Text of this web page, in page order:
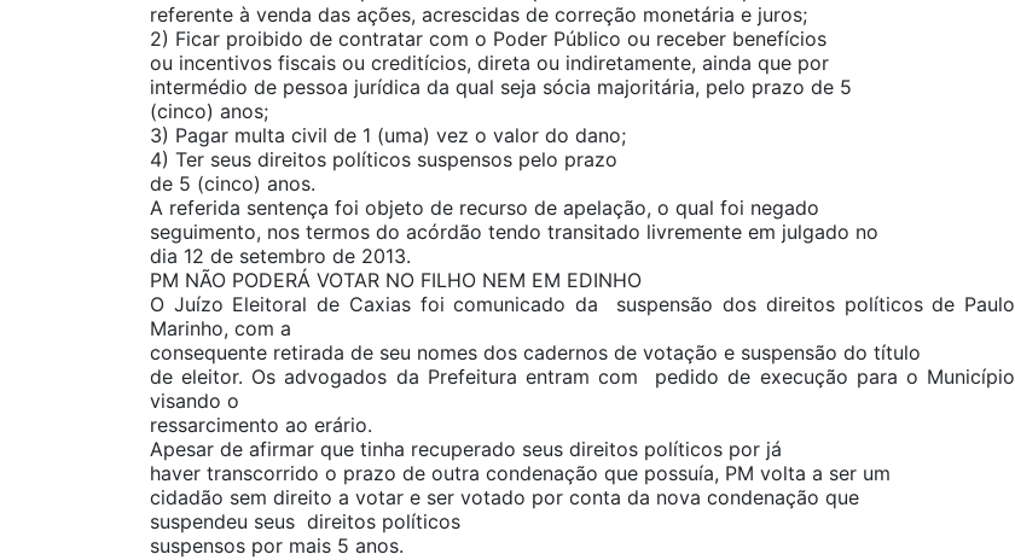
referente à venda das ações, acrescidas de correção monetária e juros;
2) Ficar proibido de contratar com o Poder Público ou receber benefícios
ou incentivos fiscais ou creditícios, direta ou indiretamente, ainda que por
intermédio de pessoa jurídica da qual seja sócia majoritária, pelo prazo de 5
(cinco) anos;
3) Pagar multa civil de 1 (uma) vez o valor do dano;
4) Ter seus direitos políticos suspensos pelo prazo
de 5 (cinco) anos.
A referida sentença foi objeto de recurso de apelação, o qual foi negado
seguimento, nos termos do acórdão tendo transitado livremente em julgado no
dia 12 de setembro de 2013.
PM NÃO PODERÁ VOTAR NO FILHO NEM EM EDINHO
O Juízo Eleitoral de Caxias foi comunicado da suspensão dos direitos políticos de Paulo
Marinho, com a
consequente retirada de seu nomes dos cadernos de votação e suspensão do título
de eleitor. Os advogados da Prefeitura entram com pedido de execução para o Município
visando o
ressarcimento ao erário.
Apesar de afirmar que tinha recuperado seus direitos políticos por já
haver transcorrido o prazo de outra condenação que possuía, PM volta a ser um
cidadão sem direito a votar e ser votado por conta da nova condenação que
suspendeu seus direitos políticos
suspensos por mais 5 anos.